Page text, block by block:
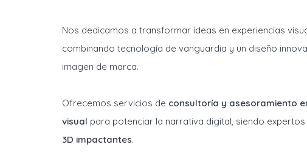
Nos dedicamos a transformar ideas en experiencias
combinando tecnología de vanguardia y un diseño
imagen de marca.
Ofrecemos servicios de consultoría y asesoramiento
visual para potenciar la narrativa digital, siendo expertos
3D impactantes.